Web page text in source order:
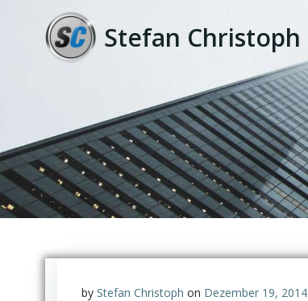
springen
Stefan Christoph
by Stefan Christoph on Dezember 19, 2014